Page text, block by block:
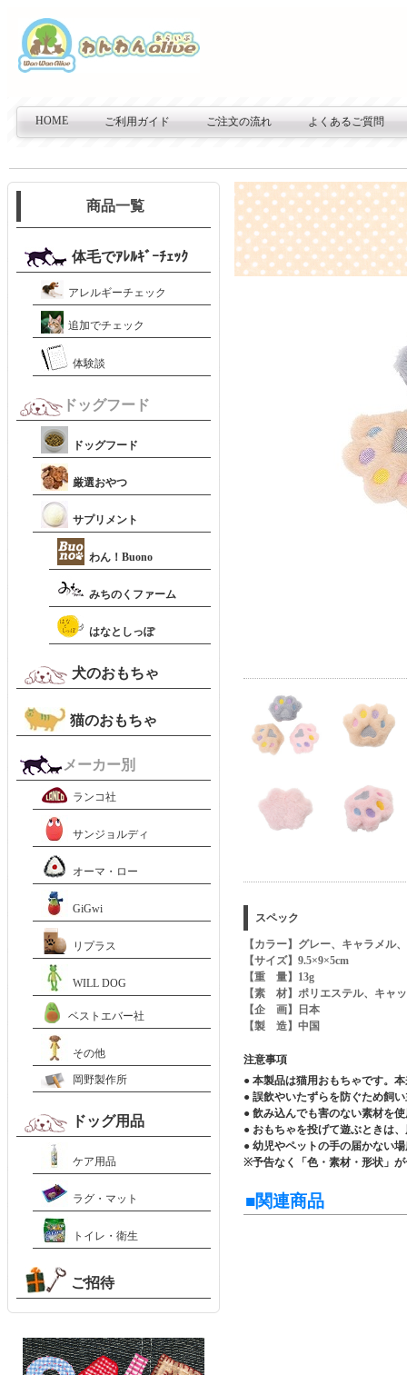
HOME ご利用ガイド ご注文の流れ よくあるご質問
スペック
【カラー】グレー、キャラメル
【サイズ】9.5×9×5cm
【重 量】13g
【素 材】ポリエステル、キャ
【企 画】日本
【製 造】中国
注意事項
● 本製品は猫用おもちゃです。
● 誤飲やいたずらを防ぐため飼
● 飲み込んでも害のない素材を
● おもちゃを投げて遊ぶときは
● 幼児やペットの手の届かない
※予告なく「色・素材・形状」
■関連商品
商品一覧
体毛でｱﾚﾙｷﾞｰﾁｪｯｸ
アレルギーチェック
追加でチェック
体験談
ドッグフード
ドッグフード
厳選おやつ
サプリメント
わん！Buono
みちのくファーム
はなとしっぽ
犬のおもちゃ
猫のおもちゃ
メーカー別
ランコ社
サンジョルディ
オーマ・ロー
GiGwi
リプラス
WILL DOG
ベストエバー社
その他
岡野製作所
ドッグ用品
ケア用品
ラグ・マット
トイレ・衛生
ご招待